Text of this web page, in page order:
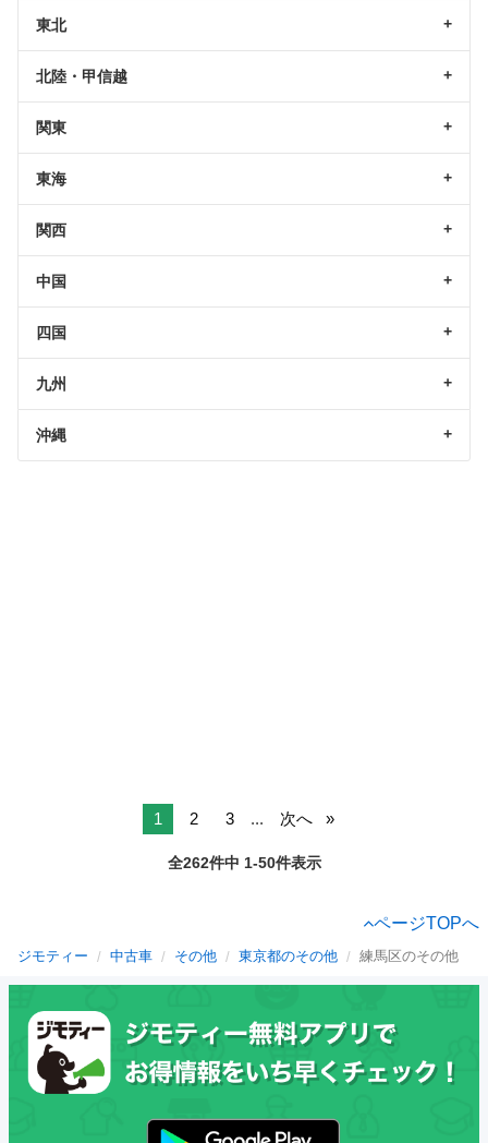
東北
北陸・甲信越
関東
東海
関西
中国
四国
九州
沖縄
1 2 3 ... 次へ
全262件中 1-50件表示
ページTOPへ
ジモティー 中古車 その他 東京都のその他 練馬区のその他